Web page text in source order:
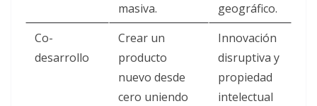
masiva.
geográfico.
Co-
desarrollo
Crear un
producto
nuevo desde
cero uniendo
Innovación
disruptiva y
propiedad
intelectual